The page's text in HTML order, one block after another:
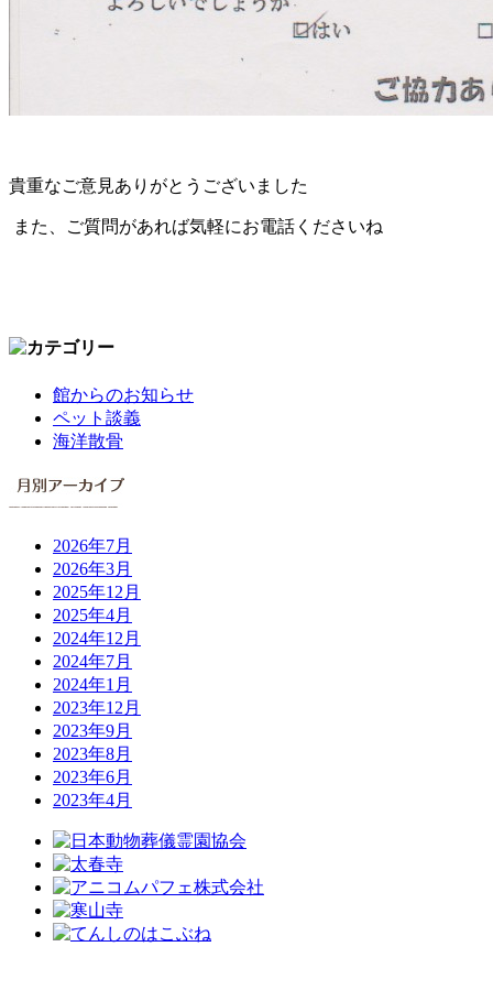
貴重なご意見ありがとうございました
また、ご質問があれば気軽にお電話くださいね
館からのお知らせ
ペット談義
海洋散骨
2026年7月
2026年3月
2025年12月
2025年4月
2024年12月
2024年7月
2024年1月
2023年12月
2023年9月
2023年8月
2023年6月
2023年4月